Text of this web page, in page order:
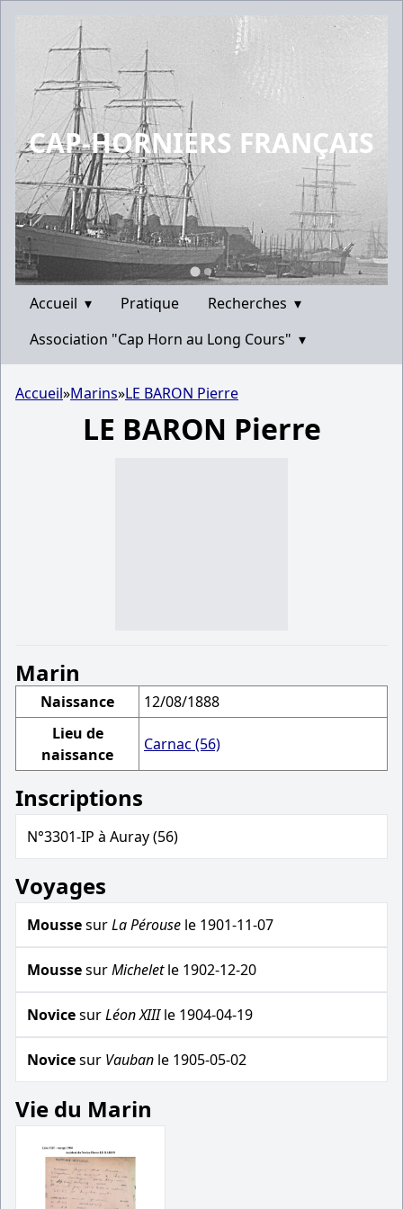
CAP-HORNIERS FRANÇAIS
Accueil ▾ Pratique Recherches ▾
Association "Cap Horn au Long Cours" ▾
Accueil»Marins»LE BARON Pierre
LE BARON Pierre
Marin
Naissance
12/08/1888
Lieu de
naissance
Carnac (56)
Inscriptions
N°3301-IP à Auray (56)
Voyages
MoussesurLa Pérouse le 1901-11-07
MoussesurMicheletle 1902-12-20
NovicesurLéon XIIIle 1904-04-19
Novicesur Vauban le 1905-05-02
Vie du Marin